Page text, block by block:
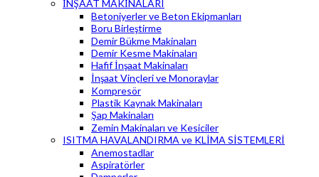
İNŞAAT MAKİNALARI
Betoniyerler ve Beton Ekipmanları
Boru Birleştirme
Demir Bükme Makinaları
Demir Kesme Makinaları
Hafif İnşaat Makinaları
İnşaat Vinçleri ve Monoraylar
Kompresör
Plastik Kaynak Makinaları
Şap Makinaları
Zemin Makinaları ve Kesiciler
ISITMA HAVALANDIRMA ve KLİMA SİSTEMLERİ
Anemostadlar
Aspiratörler